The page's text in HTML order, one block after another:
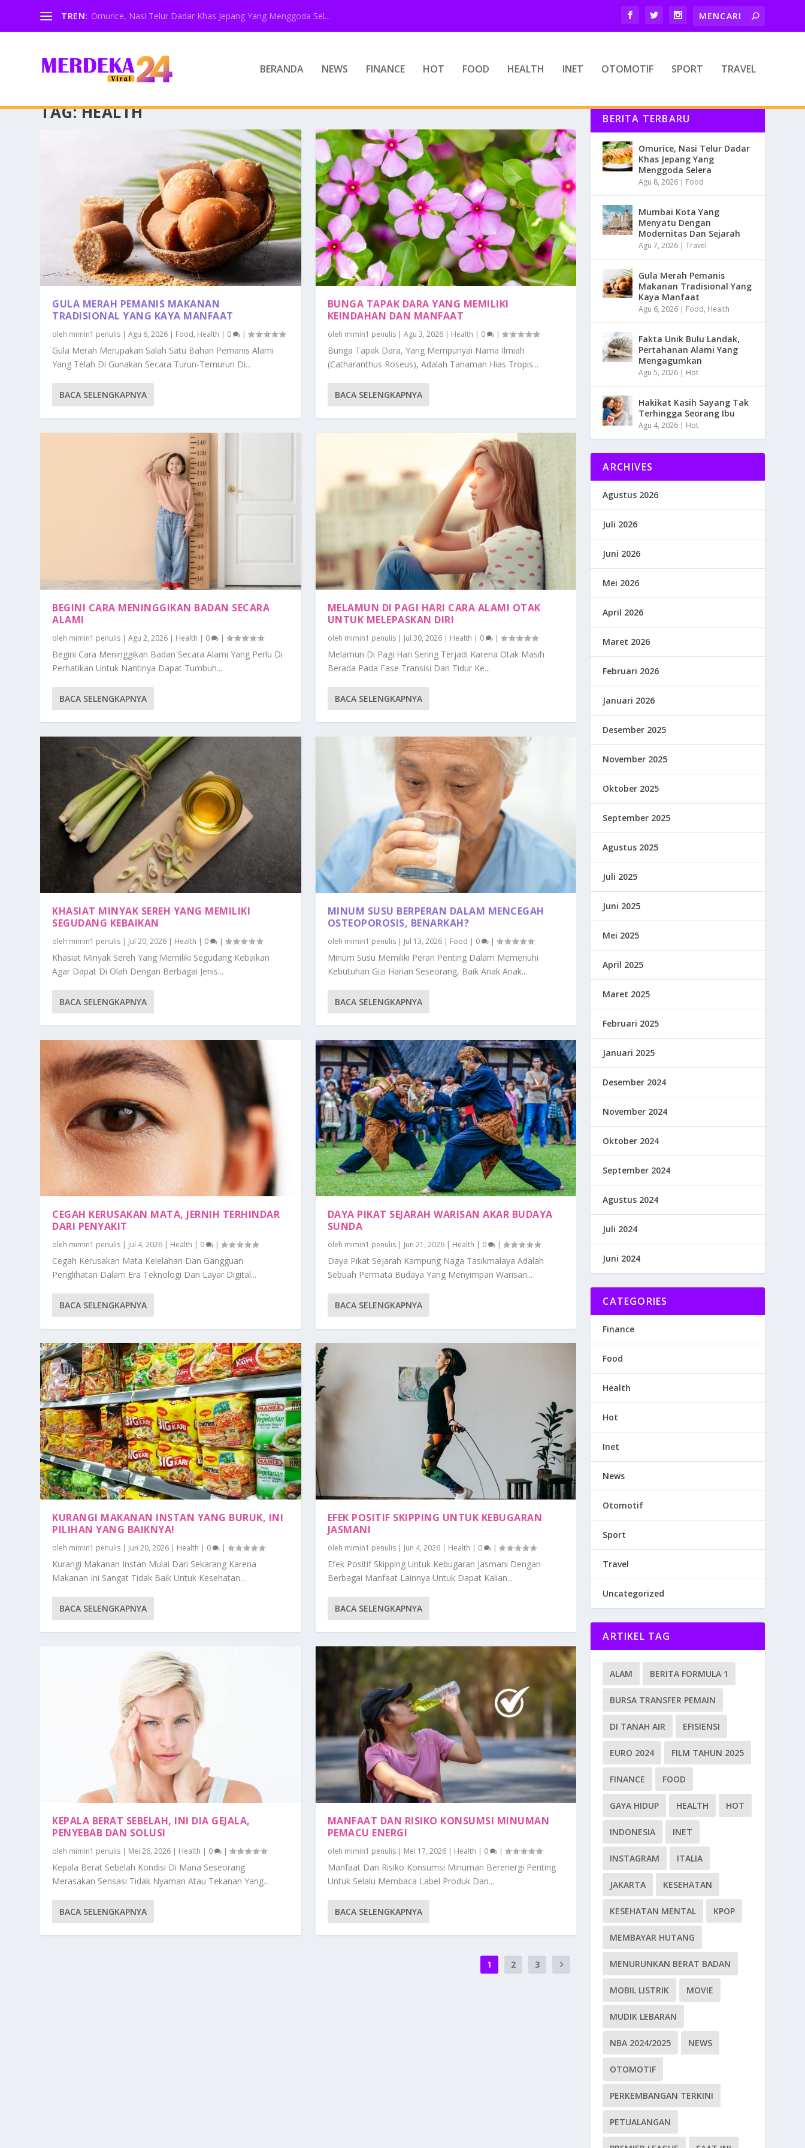
TREN: Omurice, Nasi Telur Dadar Khas Jepang Yang Menggoda Sel...
BERANDA NEWS FINANCE HOT FOOD HEALTH INET OTOMOTIF SPORT TRAVEL
TAG:HEALTH
GULA MERAH PEMANIS MAKANAN
TRADISIONAL YANG KAYA MANFAAT
oleh mimin1 penulis |Agu 6, 2026 | Food, Health | 0 |
Gula Merah Merupakan Salah Satu Bahan Pemanis Alami
Yang Telah Di Gunakan Secara Turun-Temurun Di...
BACA SELENGKAPNYA
BEGINI CARA MENINGGIKAN BADAN SECARA
ALAMI
oleh mimin1 penulis |Agu 2, 2026 | Health | 0 |
Begini Cara Meninggikan Badan Secara Alami Yang Perlu Di
Perhatikan Untuk Nantinya Dapat Tumbuh...
BACA SELENGKAPNYA
KHASIAT MINYAK SEREH YANG MEMILIKI
SEGUDANG KEBAIKAN
oleh mimin1 penulis | Jul 20, 2026 | Health | 0 |
Khasiat Minyak Sereh Yang Memiliki Segudang Kebaikan
Agar Dapat Di Olah Dengan Berbagai Jenis...
BACA SELENGKAPNYA
CEGAH KERUSAKAN MATA, JERNIH TERHINDAR
DARI PENYAKIT
oleh mimin1 penulis | Jul 4, 2026 | Health | 0 |
Cegah Kerusakan Mata Kelelahan Dan Gangguan
Penglihatan Dalam Era Teknologi Dan Layar Digital...
BACA SELENGKAPNYA
KURANGI MAKANAN INSTAN YANG BURUK, INI
PILIHAN YANG BAIKNYA!
oleh mimin1 penulis | Jun 20, 2026 | Health | 0 |
Kurangi Makanan Instan Mulai Dari Sekarang Karena
Makanan Ini Sangat Tidak Baik Untuk Kesehatan...
BACA SELENGKAPNYA
KEPALA BERAT SEBELAH, INI DIA GEJALA,
PENYEBAB DAN SOLUSI
oleh mimin1 penulis | Mei 26, 2026 | Health | 0 |
Kepala Berat Sebelah Kondisi Di Mana Seseorang
Merasakan Sensasi Tidak Nyaman Atau Tekanan Yang...
BACA SELENGKAPNYA
BUNGA TAPAK DARA YANG MEMILIKI
KEINDAHAN DAN MANFAAT
oleh mimin1 penulis| Agu 3, 2026| Health | 0 |
Bunga Tapak Dara, Yang Mempunyai Nama Ilmiah
(Catharanthus Roseus), Adalah Tanaman Hias Tropis...
BACA SELENGKAPNYA
MELAMUN DI PAGI HARI CARA ALAMI OTAK
UNTUK MELEPASKAN DIRI
oleh mimin1 penulis| Jul 30, 2026| Health | 0 |
Melamun Di Pagi Hari Sering Terjadi Karena Otak Masih
Berada Pada Fase Transisi Dari Tidur Ke...
BACA SELENGKAPNYA
MINUM SUSU BERPERAN DALAM MENCEGAH
OSTEOPOROSIS, BENARKAH?
oleh mimin1 penulis| Jul 13, 2026| Food | 0 |
Minum Susu Memiliki Peran Penting Dalam Memenuhi
Kebutuhan Gizi Harian Seseorang, Baik Anak Anak...
BACA SELENGKAPNYA
DAYA PIKAT SEJARAH WARISAN AKAR BUDAYA
SUNDA
oleh mimin1 penulis| Jun 21, 2026| Health | 0 |
Daya Pikat Sejarah Kampung Naga Tasikmalaya Adalah
Sebuah Permata Budaya Yang Menyimpan Warisan...
BACA SELENGKAPNYA
EFEK POSITIF SKIPPING UNTUK KEBUGARAN
JASMANI
oleh mimin1 penulis| Jun 4, 2026| Health | 0 |
Efek Positif Skipping Untuk Kebugaran Jasmani Dengan
Berbagai Manfaat Lainnya Untuk Dapat Kalian...
BACA SELENGKAPNYA
MANFAAT DAN RISIKO KONSUMSI MINUMAN
PEMACU ENERGI
oleh mimin1 penulis| Mei 17, 2026| Health | 0 |
Manfaat Dan Risiko Konsumsi Minuman Berenergi Penting
Untuk Selalu Membaca Label Produk Dan...
BACA SELENGKAPNYA
1 2 3
BERITA TERBARU
Omurice, Nasi Telur Dadar
Khas Jepang Yang
Menggoda Selera
Agu 8, 2026 | Food
Mumbai Kota Yang
Menyatu Dengan
Modernitas Dan Sejarah
Agu 7, 2026 |Travel
Gula Merah Pemanis
Makanan Tradisional Yang
Kaya Manfaat
Agu 6, 2026 | Food, Health
Fakta Unik Bulu Landak,
Pertahanan Alami Yang
Mengagumkan
Agu 5, 2026 | Hot
Hakikat Kasih Sayang Tak
Terhingga Seorang Ibu
Agu 4, 2026 | Hot
ARCHIVES
Agustus 2026
Juli 2026
Juni 2026
Mei 2026
April 2026
Maret 2026
Februari 2026
Januari 2026
Desember 2025
November 2025
Oktober 2025
September 2025
Agustus 2025
Juli 2025
Juni 2025
Mei 2025
April 2025
Maret 2025
Februari 2025
Januari 2025
Desember 2024
November 2024
Oktober 2024
September 2024
Agustus 2024
Juli 2024
Juni 2024
CATEGORIES
Finance
Food
Health
Hot
Inet
News
Otomotif
Sport
Travel
Uncategorized
ARTIKEL TAG
ALAM BERITA FORMULA 1
BURSA TRANSFER PEMAIN
DI TANAH AIR EFISIENSI
EURO 2024 FILM TAHUN 2025
FINANCE FOOD
GAYA HIDUP HEALTH HOT
INDONESIA INET
INSTAGRAM ITALIA
JAKARTA KESEHATAN
KESEHATAN MENTAL KPOP
MEMBAYAR HUTANG
MENURUNKAN BERAT BADAN
MOBIL LISTRIK MOVIE
MUDIK LEBARAN
NBA 2024/2025 NEWS
OTOMOTIF
PERKEMBANGAN TERKINI
PETUALANGAN